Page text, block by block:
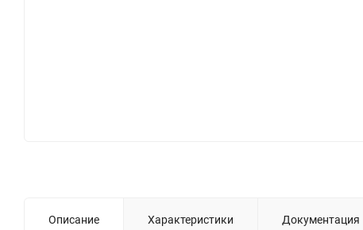
Описание Характеристики Документация